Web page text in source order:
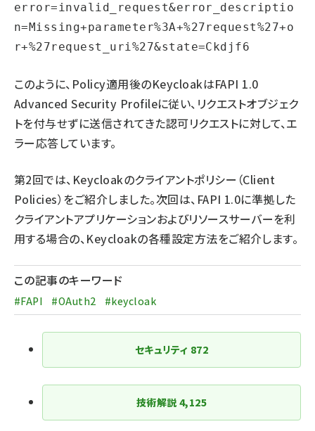
error=invalid_request&error_descriptio
n=Missing+parameter%3A+%27request%27+o
このように、Policy適用後のKeycloakはFAPI 1.0
Advanced Security Profileに従い、リクエストオブジェク
トを付与せずに送信されてきた認可リクエストに対して、エ
ラー応答しています。
第2回では、Keycloakのクライアントポリシー（Client
Policies）をご紹介しました。次回は、FAPI 1.0に準拠した
クライアントアプリケーションおよびリソースサーバーを利
用する場合の、Keycloakの各種設定方法をご紹介します。
この記事のキーワード
#FAPI #OAuth2 #keycloak
セキュリティ 872
技術解説 4,125